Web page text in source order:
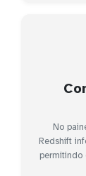
No
Redshift
permitindo